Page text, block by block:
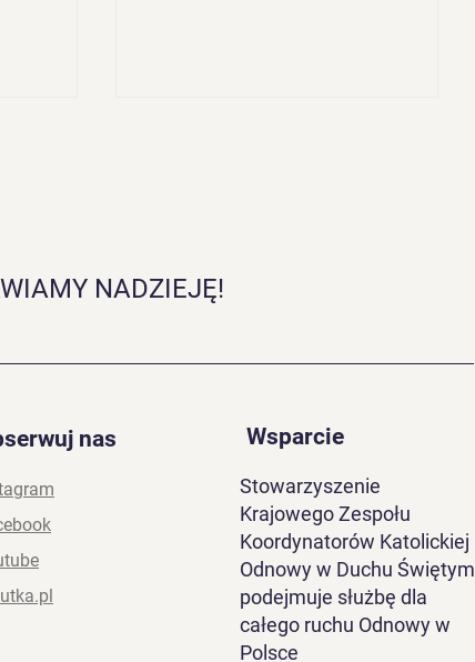
Andrzeja Przybylskiego
NADZIEJĘ!
nas Wsparcie
Stowarzyszenie
Krajowego Zespołu
Koordynatorów Katolickiej
Odnowy w Duchu Świętym
podejmuje służbę dla
całego ruchu Odnowy w
Polsce